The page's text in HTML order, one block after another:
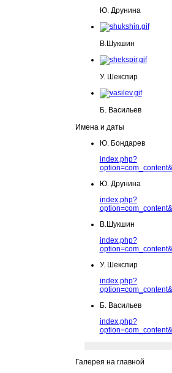
Ю. Друнина
В.Шукшин
У. Шекспир
Б. Васильев
Имена и даты
Ю. Бондарев
index.php?
Ю. Друнина
index.php?
В.Шукшин
index.php?
У. Шекспир
index.php?
Б. Васильев
index.php?
Галерея на главной